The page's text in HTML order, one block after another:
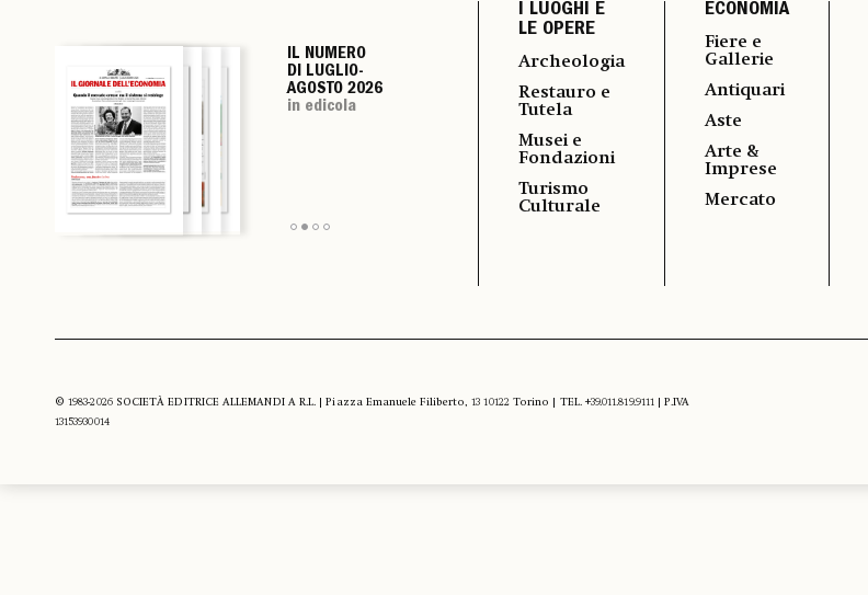
IL NUMERO
DI LUGLIO-
AGOSTO 2026
in edicola
IL NUMERO
DI LUGLIO-
AGOSTO 2026
in edicola
IL NUMERO
DI LUGLIO-
AGOSTO 2026
in edicola
IL NUMERO
DI LUGLIO-
AGOSTO 2026
in edicola
I LUOGHI E
LE OPERE
Archeologia
Restauro e
Tutela
Musei e
Fondazioni
Turismo
Culturale
ECONOMIA
Fiere e
Gallerie
Antiquari
Aste
Arte &
Imprese
Mercato
© 1983-2026 SOCIETÀ EDITRICE ALLEMANDI A R.L. | Piazza Emanuele Filiberto, 13 10122 Torino | TEL. +39.011.819.9111 | P.IVA
13153930014